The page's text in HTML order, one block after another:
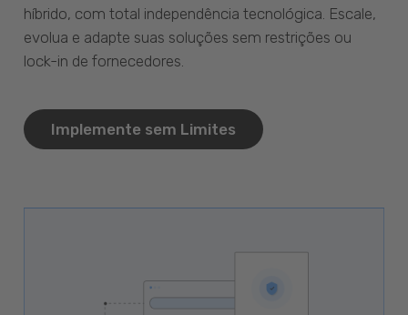
híbrido, com total independência tecnológica. Escale,
evolua e adapte suas soluções sem restrições ou
lock-in de fornecedores.
Implemente sem Limites